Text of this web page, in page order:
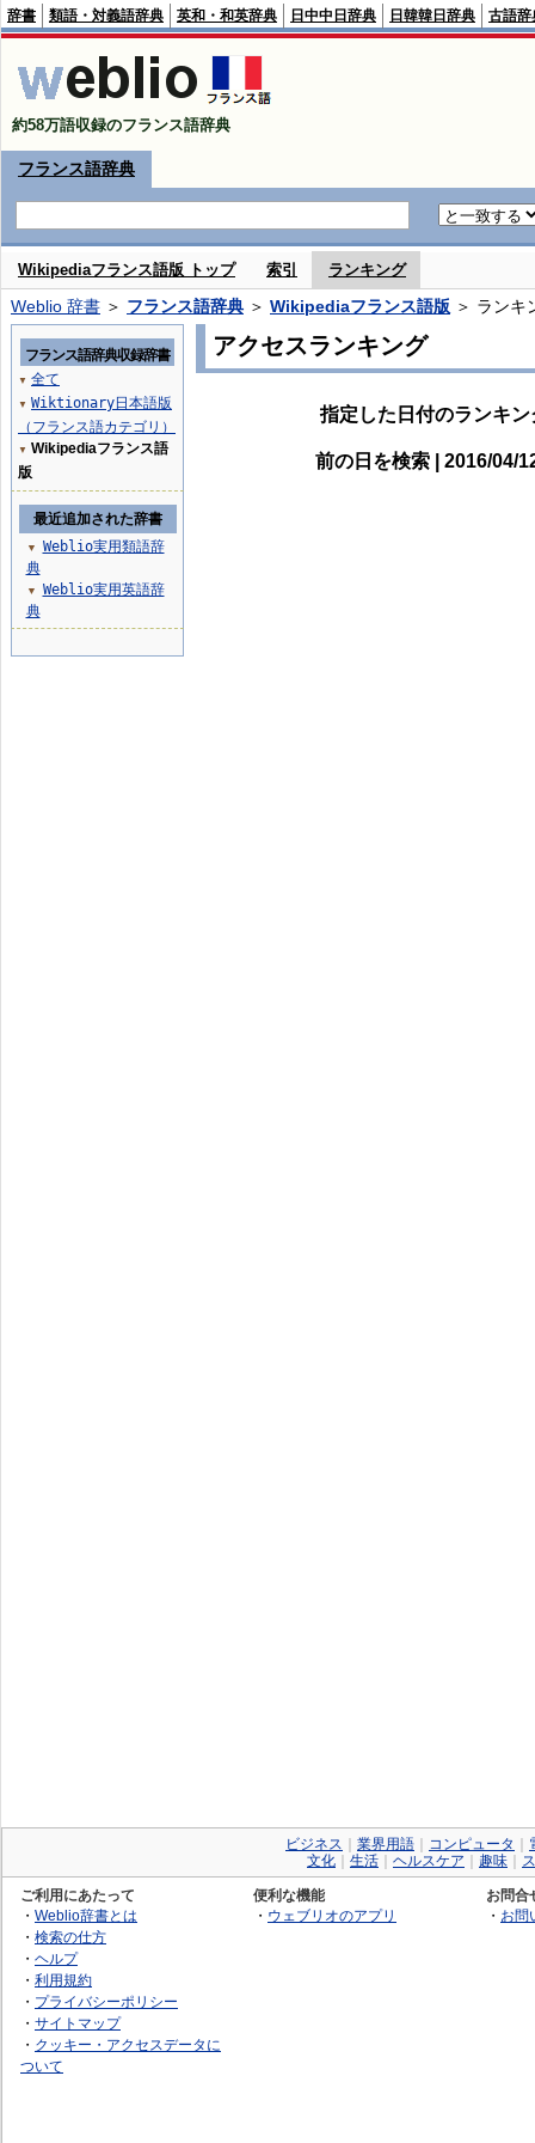
辞書 類語・対義語辞典 英和・和英辞典 日中中日辞典 日韓韓日辞典 古語辞
約58万語収録のフランス語辞典
フランス語辞典
Wikipediaフランス語版 トップ 索引 ランキング
Weblio 辞書 ＞ フランス語辞典 ＞ Wikipediaフランス語版 ＞ ランキ
アクセスランキング
指定した日付のランキ
前の日を検索 | 2016/04/
フランス語辞典収録辞書
▼ 全て
▼ Wiktionary日本語版
（フランス語カテゴリ）
▼ Wikipediaフランス語
版
最近追加された辞書
▼
Weblio実用類語辞
典
▼
Weblio実用英語辞
典
ビジネス 業界用語 コンピュータ
文化
生活 ヘルスケア 趣味
ご利用にあたって
・ Weblio辞書とは
・ 検索の仕方
・ ヘルプ
・ 利用規約
・ プライバシーポリシー
・ サイトマップ
・ クッキー・アクセスデータに
ついて
便利な機能
・ ウェブリオのアプリ
お問合
・ お問